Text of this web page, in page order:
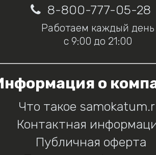
8-800-777-05-28
Работаем каждый день
с 9:00 до 21:00
о
Что такое
Контактная
Публичная оферта